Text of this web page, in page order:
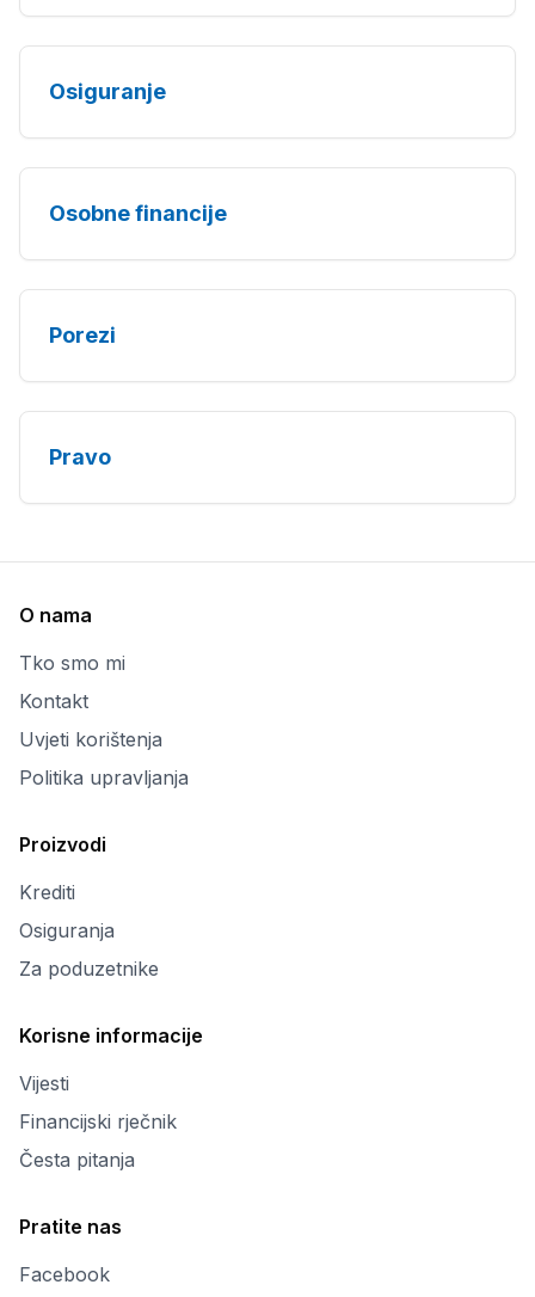
Osiguranje
Osobne financije
Porezi
Pravo
O nama
Tko smo mi
Kontakt
Uvjeti korištenja
Politika upravljanja
Proizvodi
Krediti
Osiguranja
Za poduzetnike
Korisne informacije
Vijesti
Financijski rječnik
Česta pitanja
Pratite nas
Facebook